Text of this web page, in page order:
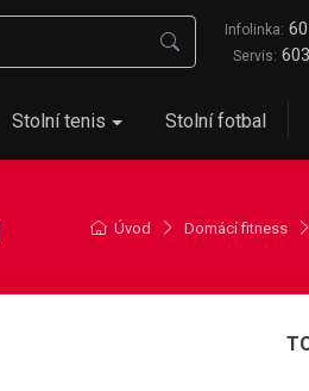
Infolinka:
Servis:
Stolní tenis Stolní fotbal
Úvod Domácí fitness